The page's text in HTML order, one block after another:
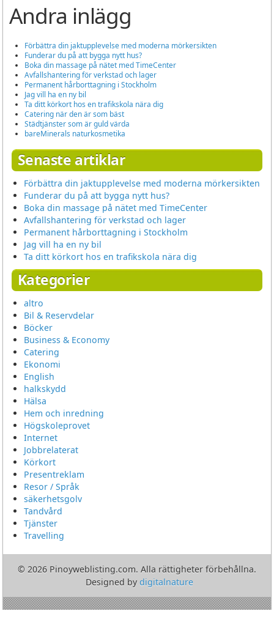
Andra inlägg
Förbättra din jaktupplevelse med moderna mörkersikten
Funderar du på att bygga nytt hus?
Boka din massage på nätet med TimeCenter
Avfallshantering för verkstad och lager
Permanent hårborttagning i Stockholm
Jag vill ha en ny bil
Ta ditt körkort hos en trafikskola nära dig
Catering när den är som bäst
Städtjänster som är guld värda
bareMinerals naturkosmetika
Senaste artiklar
Förbättra din jaktupplevelse med moderna mörkersikten
Funderar du på att bygga nytt hus?
Boka din massage på nätet med TimeCenter
Avfallshantering för verkstad och lager
Permanent hårborttagning i Stockholm
Jag vill ha en ny bil
Ta ditt körkort hos en trafikskola nära dig
Kategorier
altro
Bil & Reservdelar
Böcker
Business & Economy
Catering
Ekonomi
English
halkskydd
Hälsa
Hem och inredning
Högskoleprovet
Internet
Jobbrelaterat
Körkort
Presentreklam
Resor / Språk
säkerhetsgolv
Tandvård
Tjänster
Travelling
© 2026 Pinoyweblisting.com. Alla rättigheter förbehållna.
Designed by digitalnature